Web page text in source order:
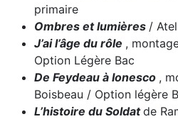
primaire
Ombres et lumières /
J’ai l’âge du rôle ,
Option Légère Bac
De Feydeau à Ionesco ,
Boisbeau / Option légère
L’histoire du Soldat de